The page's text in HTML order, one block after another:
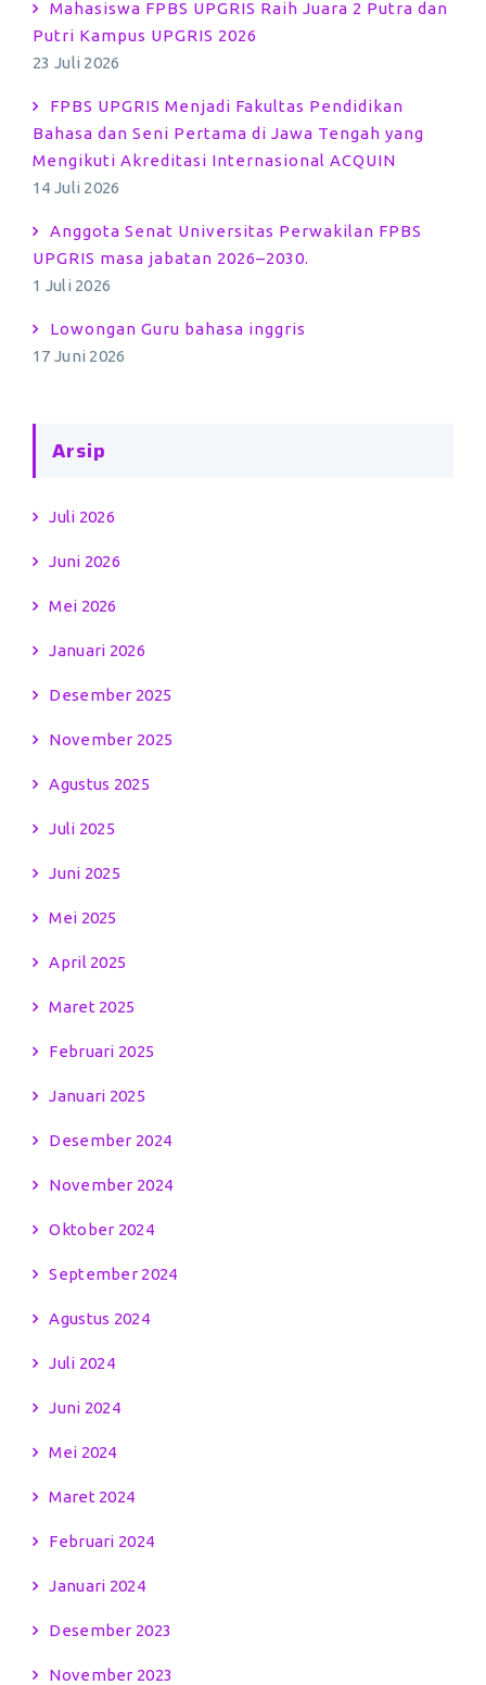
Mahasiswa FPBS UPGRIS Raih Juara 2 Putra dan
Putri Kampus UPGRIS 2026
23 Juli 2026
FPBS UPGRIS Menjadi Fakultas Pendidikan
Bahasa dan Seni Pertama di Jawa Tengah yang
Mengikuti Akreditasi Internasional ACQUIN
14 Juli 2026
Anggota Senat Universitas Perwakilan FPBS
UPGRIS masa jabatan 2026–2030.
1 Juli 2026
Lowongan Guru bahasa inggris
17 Juni 2026
Arsip
Juli 2026
Juni 2026
Mei 2026
Januari 2026
Desember 2025
November 2025
Agustus 2025
Juli 2025
Juni 2025
Mei 2025
April 2025
Maret 2025
Februari 2025
Januari 2025
Desember 2024
November 2024
Oktober 2024
September 2024
Agustus 2024
Juli 2024
Juni 2024
Mei 2024
Maret 2024
Februari 2024
Januari 2024
Desember 2023
November 2023